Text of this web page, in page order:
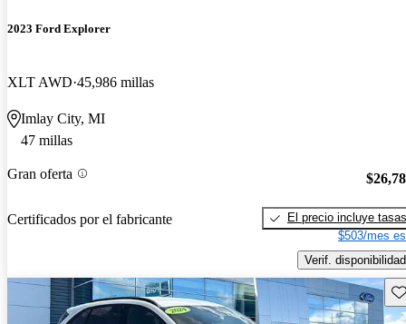
2023 Ford Explorer
XLT AWD 45,986 millas
Imlay City, MI
47 millas
Gran oferta
Certificados por el fabricante
El precio incluye tasas
$503/mes
Verif. disponibilidad